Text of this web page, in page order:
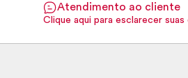
Atendimento ao cliente
Clique aqui para esclarecer suas